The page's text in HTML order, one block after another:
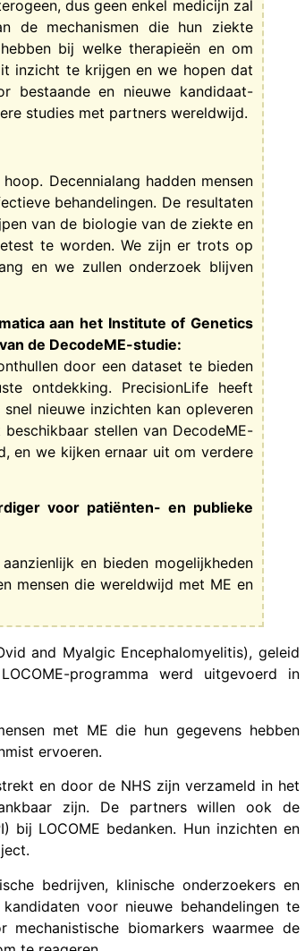
dus geen enkel medicijn zal
de mechanismen die hun ziekte
bij welke therapieën en om
inzicht te krijgen en we hopen dat
bestaande en nieuwe kandidaat-
studies met partners wereldwijd.
Decennialang hadden mensen
behandelingen. De resultaten
van de biologie van de ziekte en
te worden. We zijn er trots op
en we zullen onderzoek blijven
aan het Institute of Genetics
de DecodeME-studie:
door een dataset te bieden
ontdekking. PrecisionLife heeft
nieuwe inzichten kan opleveren
stellen van DecodeME-
en we kijken ernaar uit om verdere
voor patiënten- en publieke
en bieden mogelijkheden
mensen die wereldwijd met ME en
and Myalgic Encephalomyelitis), geleid
programma werd uitgevoerd in
met ME die hun gegevens hebben
ervoeren.
en door de NHS zijn verzameld in het
zijn. De partners willen ook de
bij LOCOME bedanken. Hun inzichten en
bedrijven, klinische onderzoekers en
voor nieuwe behandelingen te
mechanistische biomarkers waarmee de